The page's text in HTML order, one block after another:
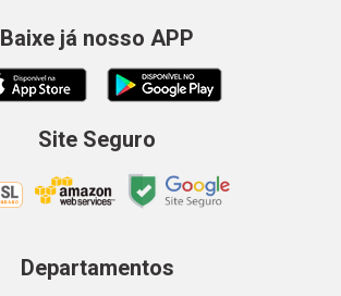
Baixe já nosso APP
Site Seguro
Departamentos